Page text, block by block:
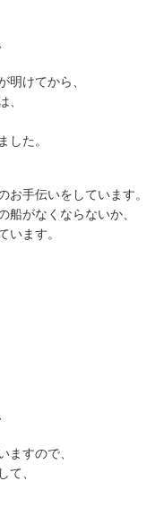
明けてから、
、
した。
お手伝いをしています。
船がなくならないか、
います。
ますので、
て、